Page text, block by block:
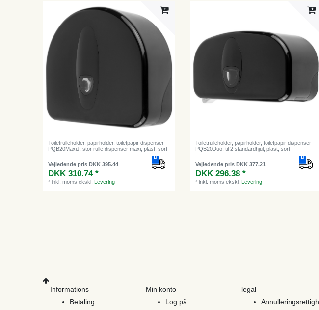
Toiletrulleholder, papirholder, toiletpapir dispenser -
PQB20MaxiJ, stor rulle dispenser maxi, plast, sort
Vejledende pris DKK 395.44
DKK 310.74 *
*inkl. moms ekskl.Levering
Toiletrulleholder, papirholder, toiletpapir dispenser -
PQB20Duo, til 2 standardhjul, plast, sort
Vejledende pris DKK 377.21
DKK 296.38 *
*inkl. moms ekskl.Levering
Informations
Betaling
Min konto
Log på
legal
Annulleringsrettigh